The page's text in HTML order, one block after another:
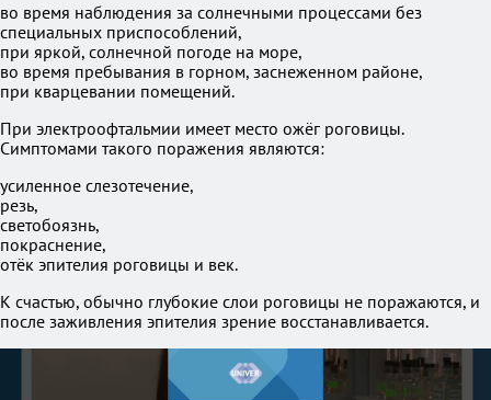
во время наблюдения за солнечными процессами без
специальных приспособлений,
при яркой, солнечной погоде на море,
во время пребывания в горном, заснеженном районе,
при кварцевании помещений.
При электроофтальмии имеет место ожёг роговицы.
Симптомами такого поражения являются:
усиленное слезотечение,
резь,
светобоязнь,
покраснение,
отёк эпителия роговицы и век.
К счастью, обычно глубокие слои роговицы не поражаются, и
после заживления эпителия зрение восстанавливается.